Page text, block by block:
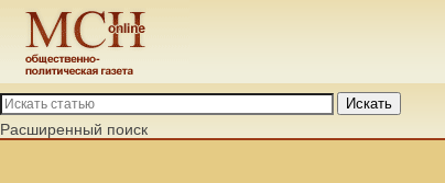
Искать
Расширенный поиск